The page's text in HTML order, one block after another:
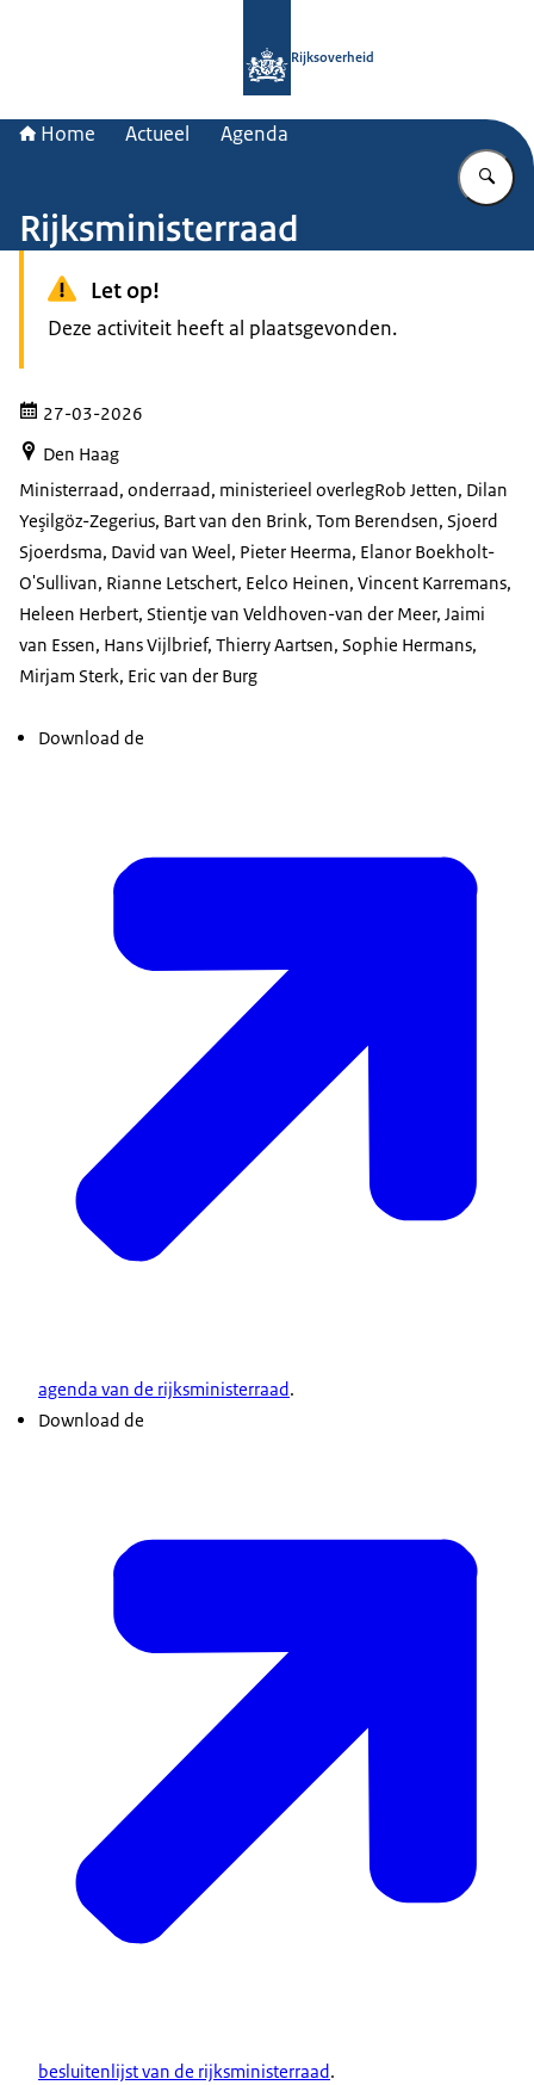
Rijksoverheid
Home Actueel Agenda
Rijksministerraad
Let op!
Deze activiteit heeft al plaatsgevonden.
27-03-2026
Den Haag
Ministerraad, onderraad, ministerieel overlegRob Jetten, Dilan
Yeşilgöz-Zegerius, Bart van den Brink, Tom Berendsen, Sjoerd
Sjoerdsma, David van Weel, Pieter Heerma, Elanor Boekholt-
O'Sullivan, Rianne Letschert, Eelco Heinen, Vincent Karremans,
Heleen Herbert, Stientje van Veldhoven-van der Meer, Jaimi
van Essen, Hans Vijlbrief, Thierry Aartsen, Sophie Hermans,
Mirjam Sterk, Eric van der Burg
Download de
agenda van de rijksministerraad.
Download de
besluitenlijst van de rijksministerraad.